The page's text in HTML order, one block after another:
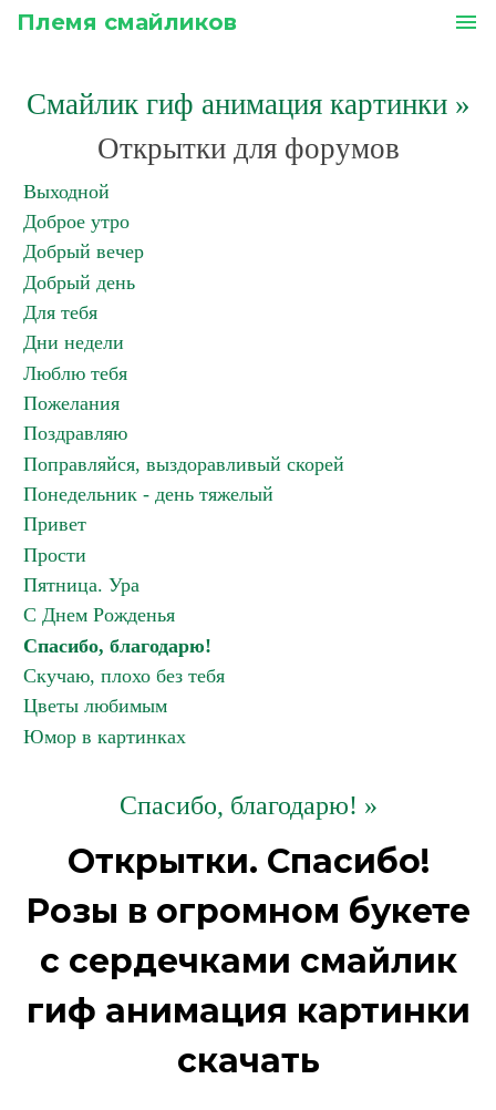
Племя смайликов menu
Смайлик гиф анимация картинки»
Открытки для форумов
Выходной
Доброе утро
Добрый вечер
Добрый день
Для тебя
Дни недели
Люблю тебя
Пожелания
Поздравляю
Поправляйся, выздоравливый скорей
Понедельник - день тяжелый
Привет
Прости
Пятница. Ура
С Днем Рожденья
Спасибо, благодарю!
Скучаю, плохо без тебя
Цветы любимым
Юмор в картинках
Спасибо, благодарю! »
Открытки. Спасибо!
Розы в огромном букете
с сердечками смайлик
гиф анимация картинки
скачать